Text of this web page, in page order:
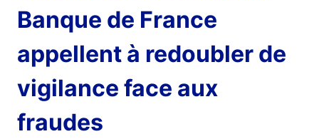
Banque de France
appellent à redoubler de
vigilance face aux
fraudes